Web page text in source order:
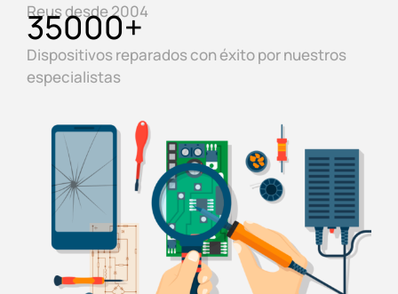
Reus desde 2004
Dispositivos reparados con éxito por nuestros
especialistas
35000+